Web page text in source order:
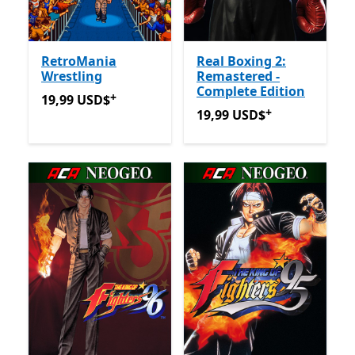
RetroMania
Wrestling
19,99 USD$Ofertas em compras de aplicações
19,99 USD$+
Real Boxing 2:
Remastered -
Complete Edition
19,99 USD$Ofertas em
19,99 USD$+